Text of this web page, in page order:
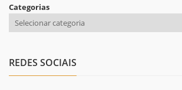
Categorias
REDES SOCIAIS